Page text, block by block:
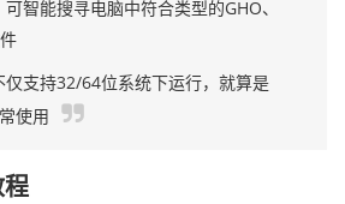
能搜寻电脑中符合类型的GHO、
支持32/64位系统下运行，就算是
使用